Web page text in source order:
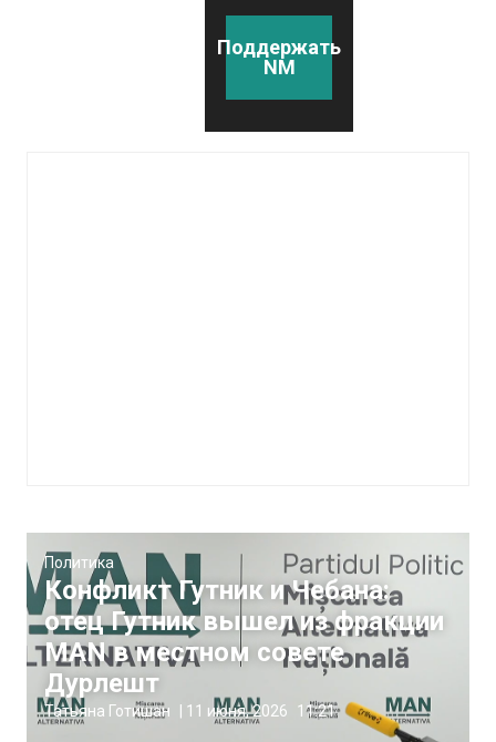
Поддержать
NM
Политика
Конфликт Гутник и Чебана:
отец Гутник вышел из фракции
MAN в местном совете
Дурлешт
Татьяна Готишан 11 июня, 2026 11:21